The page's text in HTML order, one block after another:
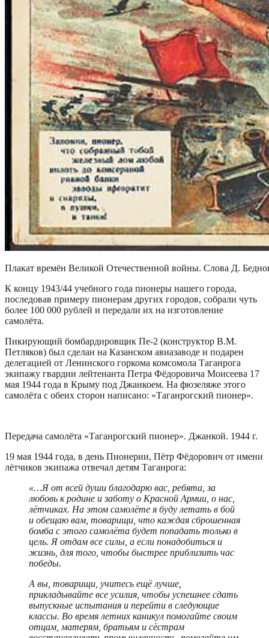
Плакат времён Великой Отечественной войны. Слова Д.
К концу 1943/44 учебного года пионеры нашего города,
последовав примеру пионерам других городов, собрали чуть
более 100 000 рублей и передали их на изготовление
самолёта.
Пикирующий бомбардировщик Пе-2 (конструктор В.М.
Петляков) был сделан на Казанском авиазаводе и подарен
делегацией от Ленинского горкома комсомола Таганрога
экипажу гвардии лейтенанта Петра Фёдоровича Моисеева 17
мая 1944 года в Крыму под Джанкоем. На фюзеляже этого
самолёта с обеих сторон написано: «Таганрогский пионер».
Передача самолёта «Таганрогский пионер». Джанкой. 1944 г.
19 мая 1944 года, в день Пионерии, Пётр Фёдорович от имени
лётчиков экипажа отвечал детям Таганрога:
«…Я от всей души благодарю вас, ребята, за
любовь к родине и заботу о Красной Армии, о нас,
лётчиках. На этом самолёте я буду летать в бой
и обещаю вам, товарищи, что каждая сброшенная
бомба с этого самолёта будет попадать только в
цель. Я отдам все силы, а если понадобиться и
жизнь, для того, чтобы быстрее приблизить час
победы.
А вы, товарищи, учитесь ещё лучше,
прикладывайте все усилия, чтобы успешнее сдать
выпускные испытания и перейти в следующие
классы. Во время летних каникул помогайте своим
отцам, матерям, братьям и сёстрам